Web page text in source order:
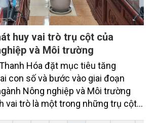
huy vai trò trụ cột của
và Môi trường
Hóa đặt mục tiêu tăng
con số và bước vào giai đoạn
Nông nghiệp và Môi trường
vai trò là một trong những trụ cột